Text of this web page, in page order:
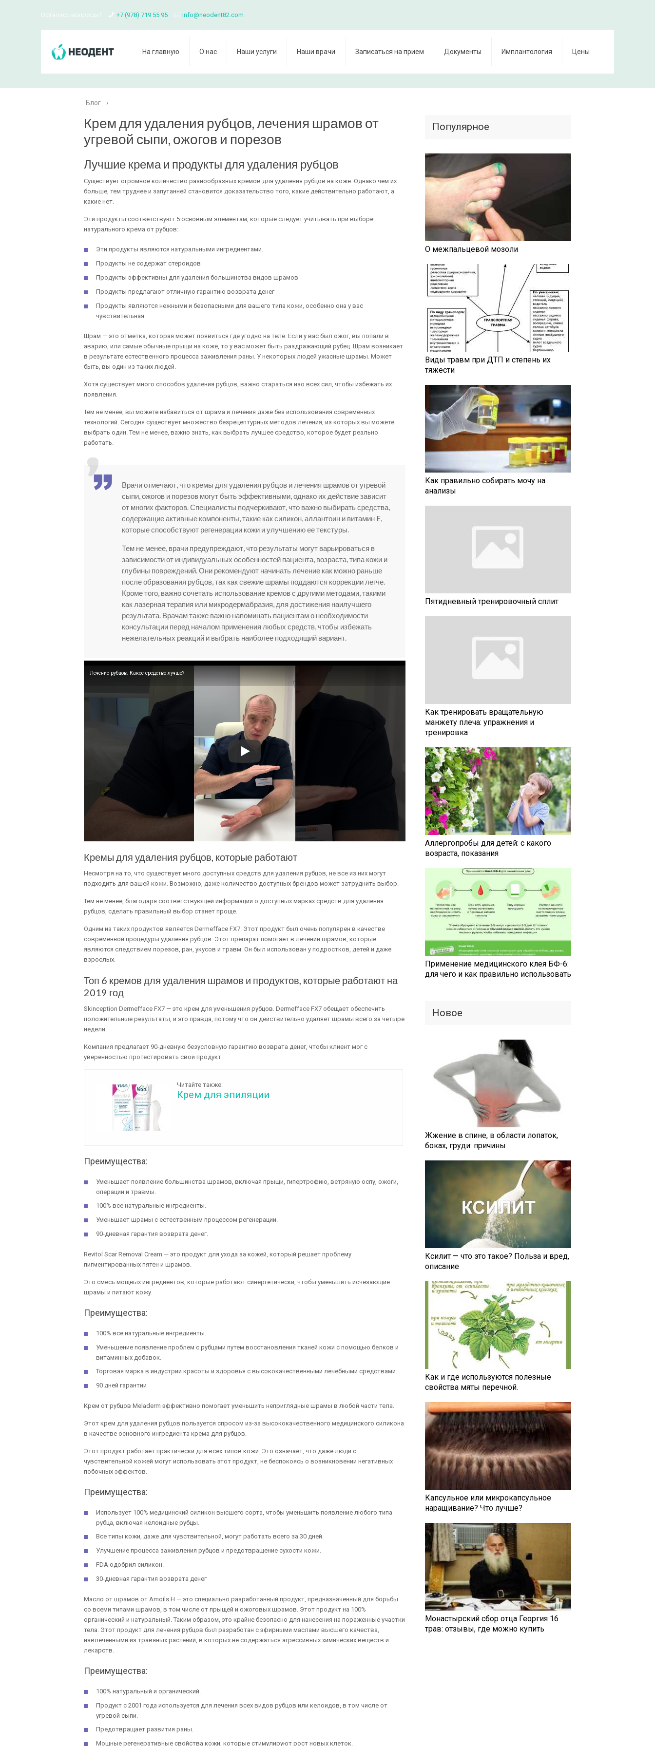
Остались вопросы? +7 (978) 719 55 95 info@neodent82.com
На главную О нас Наши услуги Наши врачи Записаться на прием Документы Имплантология Цены
Блог ›
Крем для удаления рубцов, лечения шрамов от
угревой сыпи, ожогов и порезов
Лучшие крема и продукты для удаления рубцов
Существует огромное количество разнообразных кремов для удаления рубцов на коже. Однако чем их
больше, тем труднее и запутанней становится доказательство того, какие действительно работают, а
какие нет.
Эти продукты соответствуют 5 основным элементам, которые следует учитывать при выборе
натурального крема от рубцов:
Эти продукты являются натуральными ингредиентами.
Продукты не содержат стероидов
Продукты эффективны для удаления большинства видов шрамов
Продукты предлагают отличную гарантию возврата денег
Продукты являются нежными и безопасными для вашего типа кожи, особенно она у вас
чувствительная.
Шрам — это отметка, которая может появиться где угодно на теле. Если у вас был ожог, вы попали в
аварию, или самые обычные прыщи на коже, то у вас может быть раздражающий рубец. Шрам возникает
в результате естественного процесса заживления раны. У некоторых людей ужасные шрамы. Может
быть, вы один из таких людей.
Хотя существует много способов удаления рубцов, важно стараться изо всех сил, чтобы избежать их
появления.
Тем не менее, вы можете избавиться от шрама и лечения даже без использования современных
технологий. Сегодня существует множество безрецептурных методов лечения, из которых вы можете
выбрать один. Тем не менее, важно знать, как выбрать лучшее средство, которое будет реально
работать.
Врачи отмечают, что кремы для удаления рубцов и лечения шрамов от угревой
сыпи, ожогов и порезов могут быть эффективными, однако их действие зависит
от многих факторов. Специалисты подчеркивают, что важно выбирать средства,
содержащие активные компоненты, такие как силикон, аллантоин и витамин E,
которые способствуют регенерации кожи и улучшению ее текстуры.
Тем не менее, врачи предупреждают, что результаты могут варьироваться в
зависимости от индивидуальных особенностей пациента, возраста, типа кожи и
глубины повреждений. Они рекомендуют начинать лечение как можно раньше
после образования рубцов, так как свежие шрамы поддаются коррекции легче.
Кроме того, важно сочетать использование кремов с другими методами, такими
как лазерная терапия или микродермабразия, для достижения наилучшего
результата. Врачам также важно напоминать пациентам о необходимости
консультации перед началом применения любых средств, чтобы избежать
нежелательных реакций и выбрать наиболее подходящий вариант.
Лечение рубцов. Какое средство лучше?
Кремы для удаления рубцов, которые работают
Несмотря на то, что существует много доступных средств для удаления рубцов, не все из них могут
подходить для вашей кожи. Возможно, даже количество доступных брендов может затруднить выбор.
Тем не менее, благодаря соответствующей информации о доступных марках средств для удаления
рубцов, сделать правильный выбор станет проще.
Одним из таких продуктов является Dermefface FX7. Этот продукт был очень популярен в качестве
современной процедуры удаления рубцов. Этот препарат помогает в лечении шрамов, которые
являются следствием порезов, ран, укусов и травм. Он был использован у подростков, детей и даже
взрослых.
Топ 6 кремов для удаления шрамов и продуктов, которые работают на
2019 год
Skinception Dermefface FX7 — это крем для уменьшения рубцов. Dermefface FX7 обещает обеспечить
положительные результаты, и это правда, потому что он действительно удаляет шрамы всего за четыре
недели.
Компания предлагает 90-дневную безусловную гарантию возврата денег, чтобы клиент мог с
уверенностью протестировать свой продукт.
Читайте также:
Крем для эпиляции
Преимущества:
Уменьшает появление большинства шрамов, включая прыщи, гипертрофию, ветряную оспу, ожоги,
операции и травмы.
100% все натуральные ингредиенты.
Уменьшает шрамы с естественным процессом регенерации.
90-дневная гарантия возврата денег.
Revitol Scar Removal Cream — это продукт для ухода за кожей, который решает проблему
пигментированных пятен и шрамов.
Это смесь мощных ингредиентов, которые работают синергетически, чтобы уменьшить исчезающие
шрамы и питают кожу.
Преимущества:
100% все натуральные ингредиенты.
Уменьшение появление проблем с рубцами путем восстановления тканей кожи с помощью белков и
витаминных добавок.
Торговая марка в индустрии красоты и здоровья с высококачественными лечебными средствами.
90 дней гарантии
Крем от рубцов Meladerm эффективно помогает уменьшить неприглядные шрамы в любой части тела.
Этот крем для удаления рубцов пользуется спросом из-за высококачественного медицинского силикона
в качестве основного ингредиента крема для рубцов.
Этот продукт работает практически для всех типов кожи. Это означает, что даже люди с
чувствительной кожей могут использовать этот продукт, не беспокоясь о возникновении негативных
побочных эффектов.
Преимущества:
Использует 100% медицинский силикон высшего сорта, чтобы уменьшить появление любого типа
рубца, включая келоидные рубцы.
Все типы кожи, даже для чувствительной, могут работать всего за 30 дней.
Улучшение процесса заживления рубцов и предотвращение сухости кожи.
FDA одобрил силикон.
30-дневная гарантия возврата денег
Масло от шрамов от Amoils H — это специально разработанный продукт, предназначенный для борьбы
со всеми типами шрамов, в том числе от прыщей и ожоговых шрамов. Этот продукт на 100%
органический и натуральный. Таким образом, это крайне безопасно для нанесения на пораженные участки
тела. Этот продукт для лечения рубцов был разработан с эфирными маслами высшего качества,
извлеченными из травяных растений, в которых не содержаться агрессивных химических веществ и
лекарств.
Преимущества:
100% натуральный и органический.
Продукт с 2001 года используется для лечения всех видов рубцов или келоидов, в том числе от
угревой сыпи.
Предотвращает развития раны.
Мощные регенеративные свойства кожи, которые стимулируют рост новых клеток.
Популярное
О межпальцевой мозоли
Виды травм при ДТП и степень их
тяжести
Как правильно собирать мочу на
анализы
Пятидневный тренировочный сплит
Как тренировать вращательную
манжету плеча: упражнения и
тренировка
Аллергопробы для детей: с какого
возраста, показания
Применение медицинского клея БФ-6:
для чего и как правильно использовать
Новое
Жжение в спине, в области лопаток,
боках, груди: причины
Ксилит — что это такое? Польза и вред,
описание
Как и где используются полезные
свойства мяты перечной.
Капсульное или микрокапсульное
наращивание? Что лучше?
Монастырский сбор отца Георгия 16
трав: отзывы, где можно купить